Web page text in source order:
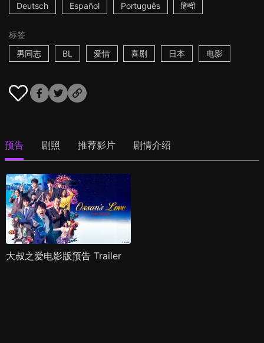
Deutsch Español Português हिन्दी
标签
男同志
BL 爱情 喜剧 日本 电影
预告 剧照 推荐影片 剧情介绍
大叔之爱电影版预告 Trailer